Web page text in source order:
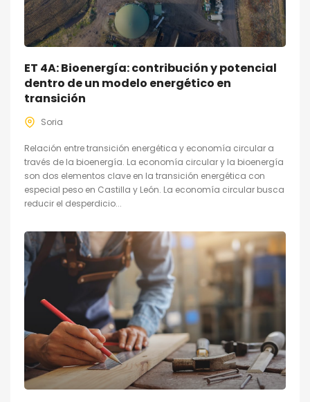
ET 4A: Bioenergía: contribución y potencial
dentro de un modelo energético en
transición
Soria
Relación entre transición energética y economía circular a
través de la bioenergía. La economía circular y la bioenergía
son dos elementos clave en la transición energética con
especial peso en Castilla y León. La economía circular busca
reducir el desperdicio...